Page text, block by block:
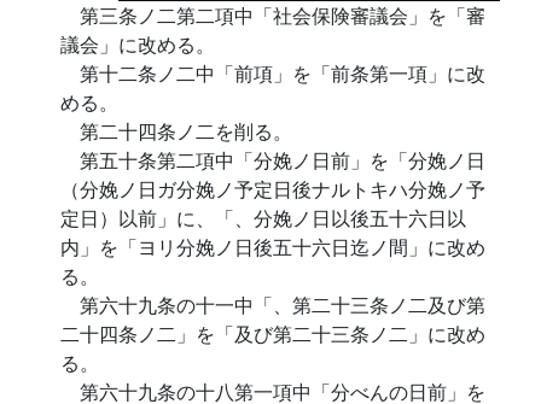
第三条ノ二第二項中「社会保険審議会」を「審
議会」に改める。
第十二条ノ二中「前項」を「前条第一項」に改
める。
第二十四条ノ二を削る。
第五十条第二項中「分娩ノ日前」を「分娩ノ日
（分娩ノ日ガ分娩ノ予定日後ナルトキハ分娩ノ予
定日）以前」に、「、分娩ノ日以後五十六日以
内」を「ヨリ分娩ノ日後五十六日迄ノ間」に改め
る。
第六十九条の十一中「、第二十三条ノ二及び第
二十四条ノ二」を「及び第二十三条ノ二」に改め
る。
第六十九条の十八第一項中「分べんの日前」を